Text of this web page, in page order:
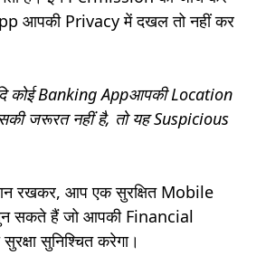
आपकी Privacy में दखल तो नहीं कर
कोई Banking Appआपकी Location
जरूरत नहीं है, तो यह Suspicious
रखकर, आप एक सुरक्षित Mobile
सकते हैं जो आपकी Financial
सुनिश्चित करेगा।